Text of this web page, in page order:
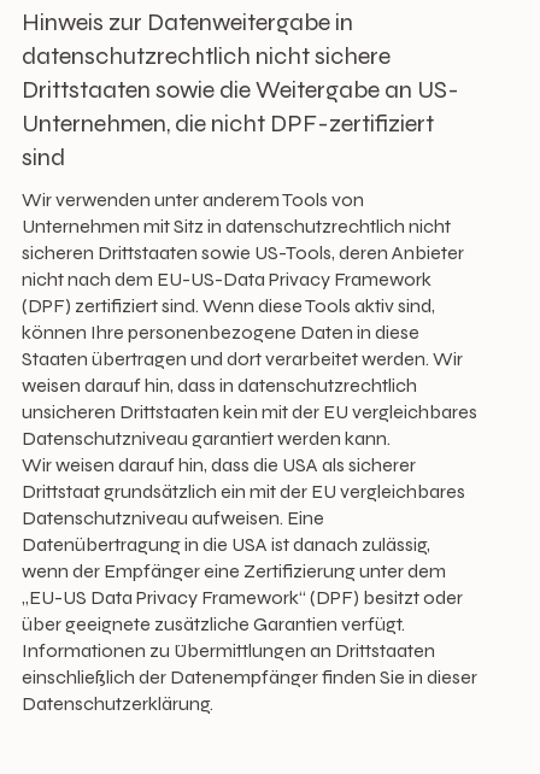
Hinweis zur Datenweitergabe in
datenschutzrechtlich nicht sichere
Drittstaaten sowie die Weitergabe an US-
Unternehmen, die nicht DPF-zertifiziert
sind
Wir verwenden unter anderem Tools von
Unternehmen mit Sitz in datenschutzrechtlich nicht
sicheren Drittstaaten sowie US-Tools, deren Anbieter
nicht nach dem EU-US-Data Privacy Framework
(DPF) zertifiziert sind. Wenn diese Tools aktiv sind,
können Ihre personenbezogene Daten in diese
Staaten übertragen und dort verarbeitet werden. Wir
weisen darauf hin, dass in datenschutzrechtlich
unsicheren Drittstaaten kein mit der EU vergleichbares
Datenschutzniveau garantiert werden kann.
Wir weisen darauf hin, dass die USA als sicherer
Drittstaat grundsätzlich ein mit der EU vergleichbares
Datenschutzniveau aufweisen. Eine
Datenübertragung in die USA ist danach zulässig,
wenn der Empfänger eine Zertifizierung unter dem
„EU-US Data Privacy Framework“ (DPF) besitzt oder
über geeignete zusätzliche Garantien verfügt.
Informationen zu Übermittlungen an Drittstaaten
einschließlich der Datenempfänger finden Sie in dieser
Datenschutzerklärung.